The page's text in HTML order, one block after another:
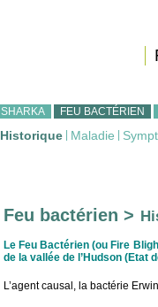
SHARKA FEU BACTÉRIEN
Historique Maladie
Feu bactérien >
Le Feu Bactérien (ou Fire
de la vallée de l’Hudson (Etat
L’agent causal, la bactérie